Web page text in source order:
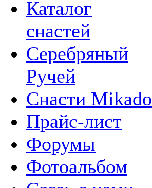
Каталог
снастей
Серебряный
Ручей
Снасти Mikado
Прайс-лист
Форумы
Фотоальбом